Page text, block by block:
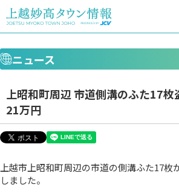
ニュース
上昭和町周辺 市道側溝のふた17枚
21万円
上越市上昭和町周辺の市道の側溝ふた17枚
しました。